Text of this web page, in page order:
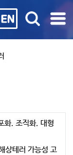
화. 조직화. 대형
상테러 가능성 고